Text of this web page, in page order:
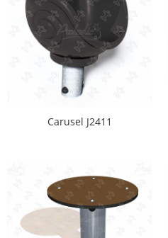
Carusel J2411